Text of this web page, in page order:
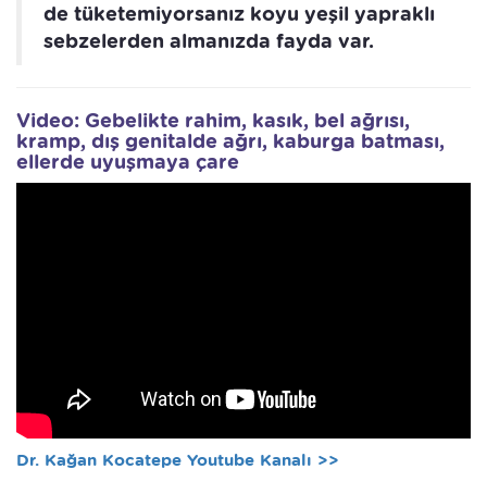
de tüketemiyorsanız koyu yeşil yapraklı
sebzelerden almanızda fayda var.
Video: Gebelikte rahim, kasık, bel ağrısı,
kramp, dış genitalde ağrı, kaburga batması,
ellerde uyuşmaya çare
Dr. Kağan Kocatepe Youtube Kanalı >>